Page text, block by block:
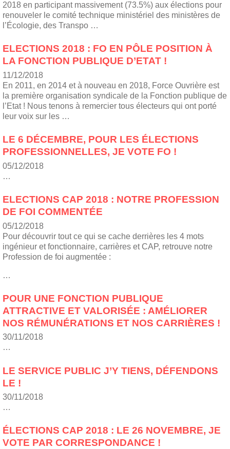
2018 en participant massivement (73.5%) aux élections pour
renouveler le comité technique ministériel des ministères de
l’Écologie, des Transpo …
ELECTIONS 2018 : FO EN PÔLE POSITION À
LA FONCTION PUBLIQUE D’ETAT !
11/12/2018
En 2011, en 2014 et à nouveau en 2018, Force Ouvrière est
la première organisation syndicale de la Fonction publique de
l’Etat ! Nous tenons à remercier tous électeurs qui ont porté
leur voix sur les …
LE 6 DÉCEMBRE, POUR LES ÉLECTIONS
PROFESSIONNELLES, JE VOTE FO !
05/12/2018
…
ELECTIONS CAP 2018 : NOTRE PROFESSION
DE FOI COMMENTÉE
05/12/2018
Pour découvrir tout ce qui se cache derrières les 4 mots
ingénieur et fonctionnaire, carrières et CAP, retrouve notre
Profession de foi augmentée :
…
POUR UNE FONCTION PUBLIQUE
ATTRACTIVE ET VALORISÉE : AMÉLIORER
NOS RÉMUNÉRATIONS ET NOS CARRIÈRES !
30/11/2018
…
LE SERVICE PUBLIC J’Y TIENS, DÉFENDONS
LE !
30/11/2018
…
ÉLECTIONS CAP 2018 : LE 26 NOVEMBRE, JE
VOTE PAR CORRESPONDANCE !